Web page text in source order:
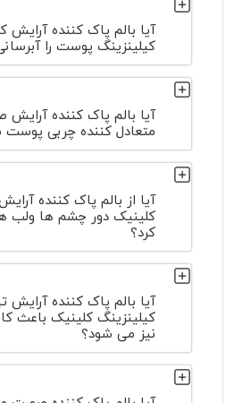
آیا بالم پاک کننده
کیلینزینگ پوست را
آیا بالم پاک کننده
متعادل کننده چربی
آیا از بالم پاک کننده
کلینیک دور چشم ها ولب
کرد؟
آیا بالم پاک کننده
کیلینزینگ کلینیک
نیز می شود؟